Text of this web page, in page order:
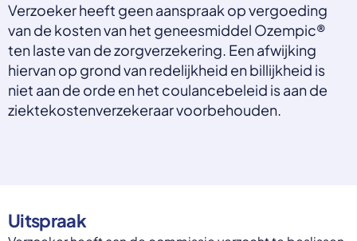
Overheid moet proactief
Nieuws
Casussen
Vacatures
Contact
Select a language
български
Українська
Verzoeker heeft geen aanspraak op vergoeding
van de kosten van het geneesmiddel Ozempic®
ten laste van de zorgverzekering. Een afwijking
hiervan op grond van redelijkheid en billijkheid is
niet aan de orde en het coulancebeleid is aan de
ziektekostenverzekeraar voorbehouden.
Uitspraak